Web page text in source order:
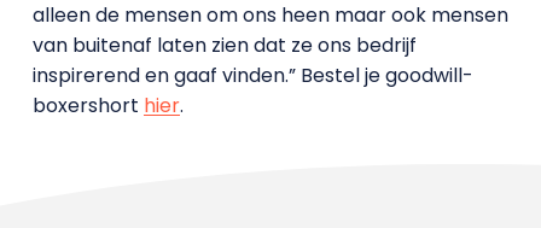
alleen de mensen om ons heen maar ook mensen
van buitenaf laten zien dat ze ons bedrijf
inspirerend en gaaf vinden.” Bestel je goodwill-
boxershort hier.